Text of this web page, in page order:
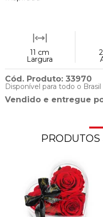
11 cm
Largura
Cód. Produto: 33970
Disponível para todo o Brasil
Vendido e entregue